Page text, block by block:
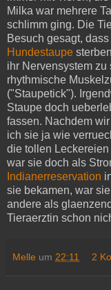
Milka war mehrere
schlimm ging. Die
Besuch gesagt,
Hundestaupe
ihr Nervensystem
rhythmische
("Staupetick").
Staupe doch
fassen. Nachdem
ich sie ja wie
die tollen
war sie doch als
Indianerreservation
sie bekamen, war
andere als
Tieraerztin schon
Melle um 22:11 2